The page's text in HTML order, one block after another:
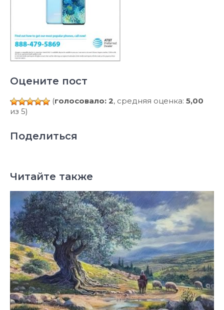
Оцените пост
(голосовало: 2, средняя оценка: 5,00
из 5)
Поделиться
Читайте также